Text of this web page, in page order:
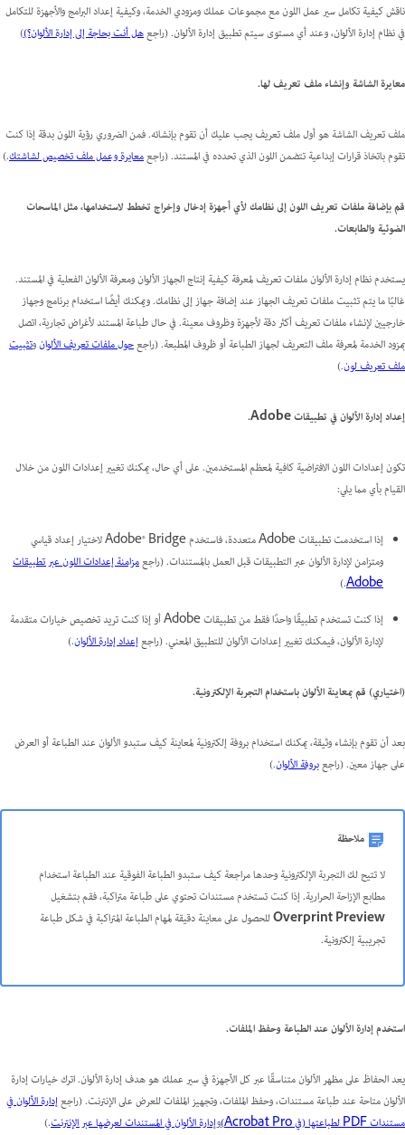
ناقش كيفية تكامل سير عمل اللون مع مجموعات عملك ومزودي الخدمة، وكيفية إعداد البرامج والأجهزة للتكامل
في نظام إدارة الألوان، وعند أي مستوى سيتم تطبيق إدارة الألوان. (راجعهل أنت بحاجة إلى إدارة الألوان؟))
معايرة الشاشة وإنشاء ملف تعريف لها.
ملف تعريف الشاشة هو أول ملف تعريف يجب عليك أن تقوم بإنشائه. فمن الضروري رؤية اللون بدقة إذا كنت
تقوم باتخاذ قرارات إبداعية تتضمن اللون الذي تحدده في المستند. (راجعمعايرة وعمل ملف تخصيص لشاشتك.)
قم بإضافة ملفات تعريف اللون إلى نظامك لأي أجهزة إدخال وإخراج تخطط لاستخدامها، مثل الماسحات
الضوئية والطابعات.
يستخدم نظام إدارة الألوان ملفات تعريف لمعرفة كيفية إنتاج الجهاز الألوان ومعرفة الألوان الفعلية في المستند.
غالبًا ما يتم تثبيت ملفات تعريف الجهاز عند إضافة جهاز إلى نظامك. ويمكنك أيضًا استخدام برنامج وجهاز
خارجيين لإنشاء ملفات تعريف أكثر دقة لأجهزة وظروف معينة. في حال طباعة المستند لأغراض تجارية، اتصل
بمزود الخدمة لمعرفة ملف التعريف لجهاز الطباعة أو ظروف المطبعة. (راجعحول ملفات تعريف الألوانوتثبيت
ملف تعريف لون.)
إعداد إدارة الألوان في تطبيقات Adobe.
تكون إعدادات اللون الافتراضية كافية لمعظم المستخدمين. على أي حال، يمكنك تغيير إعدادات اللون من خلال
القيام بأي مما يلي:
إذا استخدمت تطبيقات Adobe متعددة، فاستخدم Adobe® Bridge لاختيار إعداد قياسي
ومتزامن لإدارة الألوان عبر التطبيقات قبل العمل بالمستندات. (راجعمزامنة إعدادات اللون عبر تطبيقات
Adobe
.)
إذا كنت تستخدم تطبيقًا واحدًا فقط من تطبيقات Adobe أو إذا كنت تريد تخصيص خيارات متقدمة
لإدارة الألوان، فيمكنك تغيير إعدادات الألوان للتطبيق المعني. (راجعإعداد إدارة الألوان.)
(اختياري) قم بمعاينة الألوان باستخدام التجربة الإلكترونية.
بعد أن تقوم بإنشاء وثيقة، يمكنك استخدام بروفة إلكترونية لمعاينة كيف ستبدو الألوان عند الطباعة أو العرض
على جهاز معين. (راجعبروفة الألوان.)
ملاحظة
لا تتيح لك التجربة الإلكترونية وحدها مراجعة كيف ستبدو الطباعة الفوقية عند الطباعة استخدام
مطابع الإزاحة الحرارية. إذا كنت تستخدم مستندات تحتوي على طباعة متراكبة، فقم بتشغيل
Overprint Previewللحصول على معاينة دقيقة لمهام الطباعة المتراكبة في شكل طباعة
تجريبية إلكترونية.
استخدم إدارة الألوان عند الطباعة وحفظ الملفات.
يعد الحفاظ على مظهر الألوان متناسقًا عبر كل الأجهزة في سير عملك هو هدف إدارة الألوان. اترك خيارات إدارة
الألوان متاحة عند طباعة مستندات، وحفظ الملفات، وتجهيز الملفات للعرض على الإنترنت. (راجعإدارة الألوان في
مستندات PDF لطباعتها (في Acrobat Pro)
وإدارة الألوان في المستندات لعرضها عبر الإنترنت.)